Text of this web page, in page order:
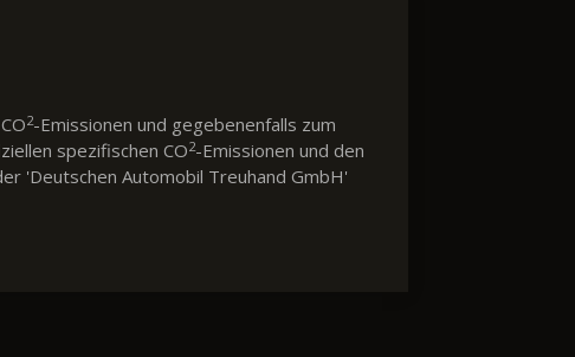
2-Emissionen und gegebenenfalls zum
spezifischen CO2-Emissionen und den
'Deutschen Automobil Treuhand GmbH'